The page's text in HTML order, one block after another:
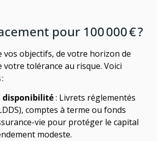
pour 100 000 € ?
vos objectifs, de votre horizon de
votre tolérance au risque. Voici
disponibilité: Livrets réglementés
comptes à terme ou fonds
vie pour protéger le capital
modeste.